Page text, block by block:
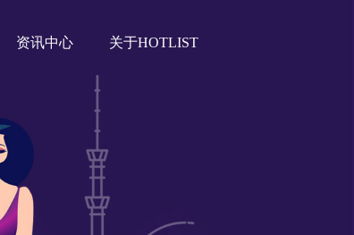
资讯中心 关于HOTLIST